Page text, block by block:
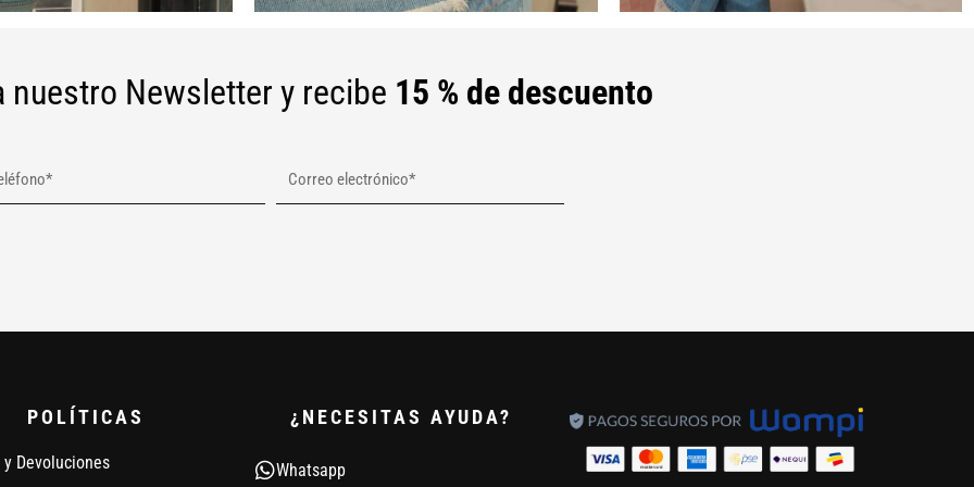
nuestro Newsletter y recibe 15 % de descuento
POLÍTICAS
Devoluciones
¿NECESITAS AYUDA?
Whatsapp